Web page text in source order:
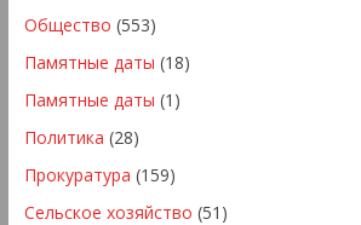
Общество (553)
Памятные даты (18)
Памятные даты (1)
Политика (28)
Прокуратура (159)
Сельское хозяйство (51)